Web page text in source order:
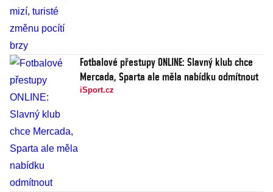
Fotbalové přestupy ONLINE: Slavný klub chce
Mercada, Sparta ale měla nabídku odmítnout
iSport.cz